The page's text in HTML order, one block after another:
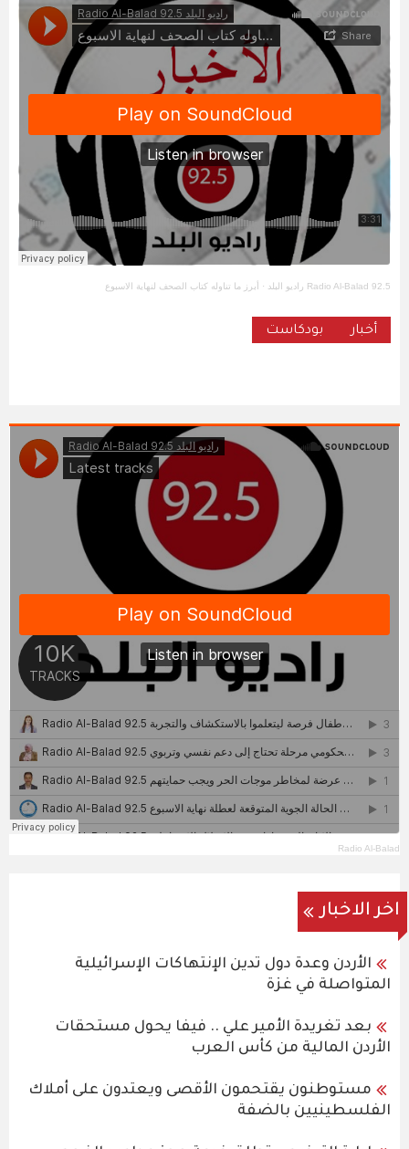
Radio Al-Balad 92.5 راديو البلد · أبرز ما تناوله كتاب الصحف لنهاية الاسبوع
أخبار بودكاست
Radio Al-Balad
اخر الاخبار
الأردن وعدة دول تدين الإنتهاكات الإسرائيلية
المتواصلة في غزة
بعد تغريدة الأمير علي .. فيفا يحول مستحقات
الأردن المالية من كأس العرب
مستوطنون يقتحمون الأقصى ويعتدون على أملاك
الفلسطينيين بالضفة